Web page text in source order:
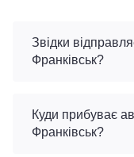
Звідки
Франківськ?
Куди прибуває
Франківськ?